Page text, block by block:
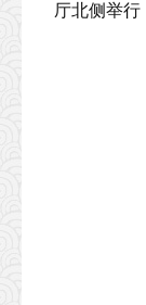
厅北侧举行